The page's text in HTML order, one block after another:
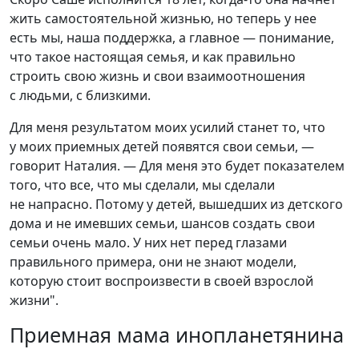
жить самостоятельной жизнью, но теперь у нее
есть мы, наша поддержка, а главное — понимание,
что такое настоящая семья, и как правильно
строить свою жизнь и свои взаимоотношения
с людьми, с близкими.
Для меня результатом моих усилий станет то, что
у моих приемных детей появятся свои семьи, —
говорит Наталия. — Для меня это будет показателем
того, что все, что мы сделали, мы сделали
не напрасно. Потому у детей, вышедших из детского
дома и не имевших семьи, шансов создать свои
семьи очень мало. У них нет перед глазами
правильного примера, они не знают модели,
которую стоит воспроизвести в своей взрослой
жизни".
Приемная мама инопланетянина